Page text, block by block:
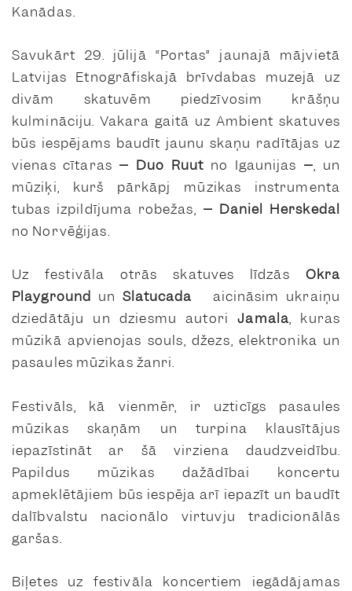
Kanādas.
Savukārt 29. jūlijā “Portas” jaunajā mājvietā
Latvijas Etnogrāfiskajā brīvdabas muzejā uz
divām skatuvēm piedzīvosim krāšņu
kulmināciju. Vakara gaitā uz Ambient skatuves
būs iespējams baudīt jaunu skaņu radītājas uz
vienas cītaras – Duo Ruut no Igaunijas –, un
mūziķi, kurš pārkāpj mūzikas instrumenta
tubas izpildījuma robežas, – Daniel Herskedal
no Norvēģijas.
Uz festivāla otrās skatuves līdzās Okra
Playground un Slatucada aicināsim ukraiņu
dziedātāju un dziesmu autoriJamala, kuras
mūzikā apvienojas souls, džezs, elektronika un
pasaules mūzikas žanri.
Festivāls, kā vienmēr, ir uzticīgs pasaules
mūzikas skaņām un turpina klausītājus
iepazīstināt ar šā virziena daudzveidību.
Papildus mūzikas dažādībai koncertu
apmeklētājiem būs iespēja arī iepazīt un baudīt
dalībvalstu nacionālo virtuvju tradicionālās
garšas.
Biļetes uz festivāla koncertiem iegādājamas